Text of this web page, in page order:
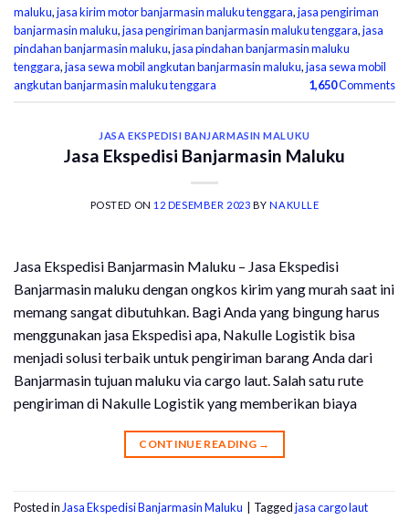
maluku,jasa kirim motor banjarmasin maluku tenggara,jasa pengiriman
banjarmasin maluku,jasa pengiriman banjarmasin maluku tenggara,jasa
pindahan banjarmasin maluku,jasa pindahan banjarmasin maluku
tenggara,jasa sewa mobil angkutan banjarmasin maluku,jasa sewa mobil
angkutan banjarmasin maluku tenggara
1,650Comments
JASA EKSPEDISI BANJARMASIN MALUKU
Jasa Ekspedisi Banjarmasin Maluku
POSTED ON 12 DESEMBER 2023 BYNAKULLE
Jasa Ekspedisi Banjarmasin Maluku – Jasa Ekspedisi
Banjarmasin maluku dengan ongkos kirim yang murah saat ini
memang sangat dibutuhkan. Bagi Anda yang bingung harus
menggunakan jasa Ekspedisi apa, Nakulle Logistik bisa
menjadi solusi terbaik untuk pengiriman barang Anda dari
Banjarmasin tujuan maluku via cargo laut. Salah satu rute
pengiriman di Nakulle Logistik yang memberikan biaya
CONTINUE READING →
Posted in Jasa Ekspedisi Banjarmasin Maluku Taggedjasa cargo laut